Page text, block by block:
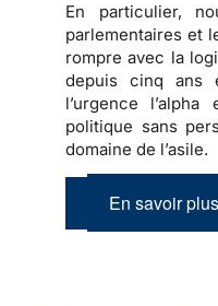
En particulier,
parlementaires et
rompre avec la
depuis cinq ans
l’urgence l’alpha
politique sans
domaine de l’asile.
En savoir plus